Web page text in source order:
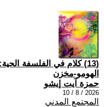
(13) كلام في الفلسفة
الهومو-مخزن
حمزة آيت إيشو
2026 / 8 / 10
المجتمع المدني